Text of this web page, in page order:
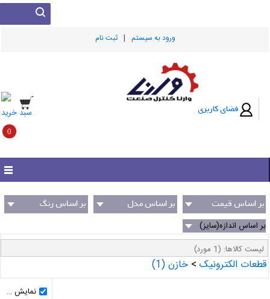
ورود به سيستم| ثبت نام
فضای کاربری سبد خرید
0
بر اساس قیمت
بر اساس مدل
بر اساس رنگ
بر اساس اندازه(سایز)
لیست کالاها: (1 مورد)
قطعات الکترونیک> خازن(1)
نمایش کالاهای ناموجود